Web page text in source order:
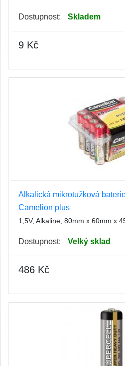
Dostupnost: Skladem
9 Kč
Alkalická mikrotužková
Camelion plus
1,5V, Alkaline, 80mm x 60mm x
Dostupnost: Velký sklad
486 Kč